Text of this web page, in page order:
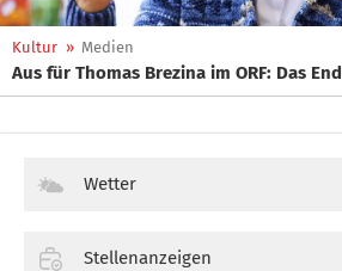
Kultur » Medien
Aus für Thomas Brezina im ORF: Das
Wetter
Stellenanzeigen